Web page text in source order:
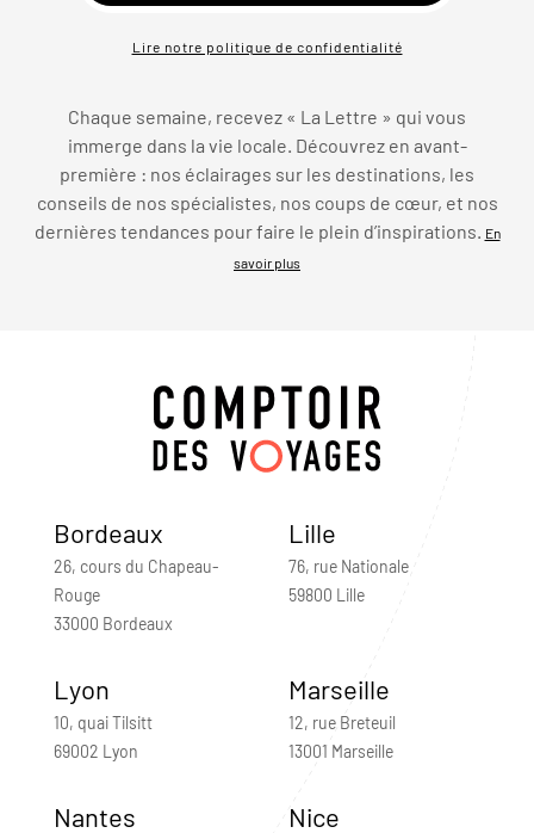
Lire notre politique de confidentialité
Chaque semaine, recevez « La Lettre » qui vous
immerge dans la vie locale. Découvrez en avant-
première : nos éclairages sur les destinations, les
conseils de nos spécialistes, nos coups de cœur, et nos
dernières tendances pour faire le plein d’inspirations.
En
savoir plus
Bordeaux
26, cours du Chapeau-
Rouge
33000 Bordeaux
Lille
76, rue Nationale
59800 Lille
Lyon
10, quai Tilsitt
69002 Lyon
Marseille
12, rue Breteuil
13001 Marseille
Nantes Nice